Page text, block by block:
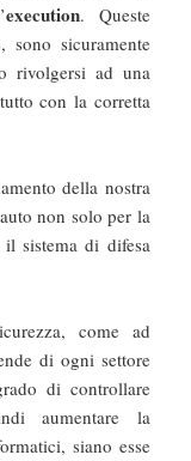
execution. Queste
sono sicuramente
rivolgersi ad una
con la corretta
della nostra
non solo per la
sistema di difesa
come ad
di ogni settore
di controllare
aumentare la
siano esse